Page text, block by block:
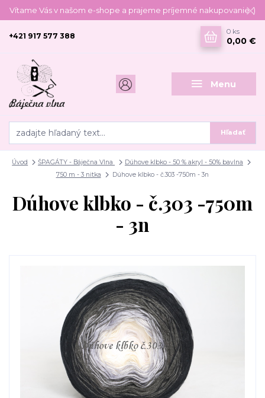
Vítame Vás v našom e-shope a prajeme príjemné nakupovanie :)
Menu
Hľadať
+421 917 577 388
0 ks
0,00 €
Úvod ŠPAGÁTY - Báječna Vlna
Dúhove klbko - 50 % akryl - 50% bavlna
750 m - 3 nitka
Dúhove klbko - č.303 -750m - 3n
Dúhove klbko - č.303 -750m
- 3n